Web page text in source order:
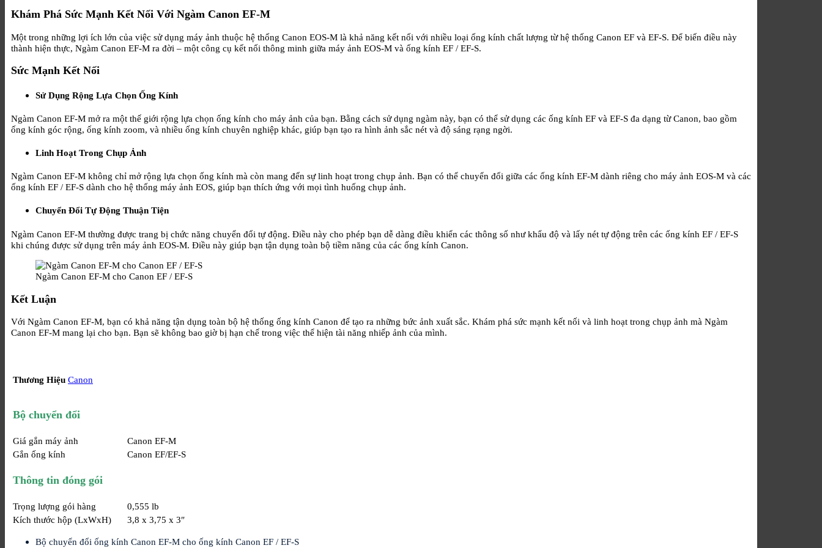
Khám Phá Sức Mạnh Kết Nối Với Ngàm Canon EF-M
Một trong những lợi ích lớn của việc sử dụng máy ảnh thuộc hệ thống Canon EOS-M là khả năng kết nối với nhiều loại ống kính chất lượng từ hệ thống Canon EF và EF-S. Để biến điều này
thành hiện thực, Ngàm Canon EF-M ra đời – một công cụ kết nối thông minh giữa máy ảnh EOS-M và ống kính EF / EF-S.
Sức Mạnh Kết Nối
Sử Dụng Rộng Lựa Chọn Ống Kính
Ngàm Canon EF-M mở ra một thế giới rộng lựa chọn ống kính cho máy ảnh của bạn. Bằng cách sử dụng ngàm này, bạn có thể sử dụng các ống kính EF và EF-S đa dạng từ Canon, bao gồm
ống kính góc rộng, ống kính zoom, và nhiều ống kính chuyên nghiệp khác, giúp bạn tạo ra hình ảnh sắc nét và độ sáng rạng ngời.
Linh Hoạt Trong Chụp Ảnh
Ngàm Canon EF-M không chỉ mở rộng lựa chọn ống kính mà còn mang đến sự linh hoạt trong chụp ảnh. Bạn có thể chuyển đổi giữa các ống kính EF-M dành riêng cho máy ảnh EOS-M và các
ống kính EF / EF-S dành cho hệ thống máy ảnh EOS, giúp bạn thích ứng với mọi tình huống chụp ảnh.
Chuyển Đổi Tự Động Thuận Tiện
Ngàm Canon EF-M thường được trang bị chức năng chuyển đổi tự động. Điều này cho phép bạn dễ dàng điều khiển các thông số như khẩu độ và lấy nét tự động trên các ống kính EF / EF-S
khi chúng được sử dụng trên máy ảnh EOS-M. Điều này giúp bạn tận dụng toàn bộ tiềm năng của các ống kính Canon.
Ngàm Canon EF-M cho Canon EF / EF-S
Kết Luận
Với Ngàm Canon EF-M, bạn có khả năng tận dụng toàn bộ hệ thống ống kính Canon để tạo ra những bức ảnh xuất sắc. Khám phá sức mạnh kết nối và linh hoạt trong chụp ảnh mà Ngàm
Canon EF-M mang lại cho bạn. Bạn sẽ không bao giờ bị hạn chế trong việc thể hiện tài năng nhiếp ảnh của mình.
Thương Hiệu Canon
Bộ chuyển đổi
Giá gắn máy ảnh
Canon EF-M
Gắn ống kính
Canon EF/EF-S
Thông tin đóng gói
Trọng lượng gói hàng
0,555 lb
Kích thước hộp (LxWxH)
3,8 x 3,75 x 3″
Bộ chuyển đổi ống kính Canon EF-M cho ống kính Canon EF / EF-S